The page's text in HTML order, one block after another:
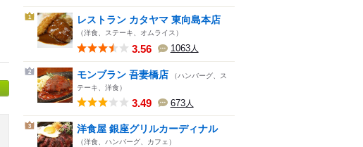
1 レストラン カタヤマ 東向島本店
（洋食、ステーキ、オムライス）
3.56 1063人
2 モンブラン 吾妻橋店 （ハンバーグ、ス
テーキ、洋食）
3.49 673人
3 洋食屋 銀座グリルカーディナル
（洋食、ハンバーグ、カフェ）